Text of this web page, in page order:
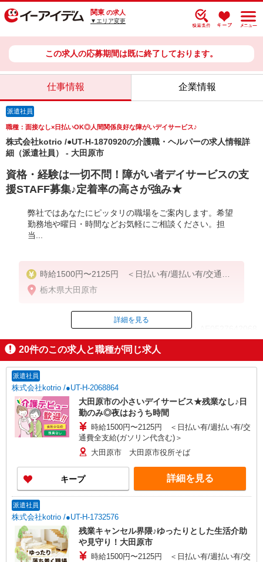
関東 の求人
▼エリア変更
この求人の応募期間は既に終了しております。
仕事情報 企業情報
派遣社員
職種：面接なし×日払いOK◎人間関係良好な障がいデイサービス♪
株式会社kotrio /●UT-H-1870920の介護職・ヘルパーの求人情報詳
細（派遣社員） - 大田原市
資格・経験は一切不問！障がい者デイサービスの支
援STAFF募集♪定着率の高さが強み★
弊社ではあなたにピッタリの職場をご案内します。希望
勤務地や曜日・時間などお気軽にご相談ください。担
当...
時給1500円〜2125円 ＜日払い有/週払い有/交通費
全支給(ガソリン代含む)＞
栃木県大田原市
ID：AE0527642068
掲載期間終了
詳細を見る
20件のこの求人と職種が同じ求人
派遣社員
株式会社kotrio /●UT-H-2068864
大田原市の小さいデイサービス★残業なし♪日
勤のみ◎夜はおうち時間
時給1500円〜2125円 ＜日払い有/週払い有/交
通費全支給(ガソリン代含む)＞
大田原市 大田原市役所そば
キープ 詳細を見る
派遣社員
株式会社kotrio /●UT-H-1732576
残業キャンセル界隈♪ゆったりとした生活介助
や見守り！大田原市
時給1500円〜2125円 ＜日払い有/週払い有/交